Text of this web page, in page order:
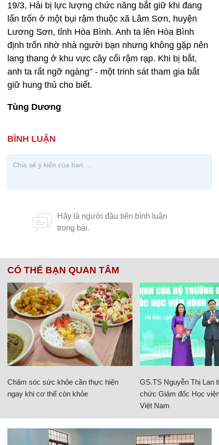
19/3, Hải bị lực lượng chức năng bắt giữ khi đang
lẩn trốn ở một bụi rậm thuộc xã Lâm Sơn, huyện
Lương Sơn, tỉnh Hòa Bình. Anh ta lên Hòa Bình
định trốn nhờ nhà người bạn nhưng không gặp nên
lang thang ở khu vực cây cối rậm rạp. Khi bị bắt,
anh ta rất ngỡ ngàng” - một trinh sát tham gia bắt
giữ hung thủ cho biết.
Tùng Dương
CÓ THỂ BẠN QUAN TÂM
Chăm sóc sức khỏe cần thực hiện
ngay khi cơ thể còn khỏe
GS.TS Nguyễn Thị Lan
chức Giám đốc Học
Việt Nam